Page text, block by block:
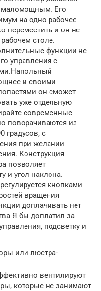
маломощным. Его
на одно рабочее
переместить и он не
столе.
функции не
управления с
и своими
он сможет
уже отдельную
современные
поворачиваются из
градусов, с
при желании
Конструкция
позволяет
и угол наклона.
кнопками
вращения
доплачивать нет
Я бы доплатил за
подсветку и
или люстра-
вентилируют
которые не занимают